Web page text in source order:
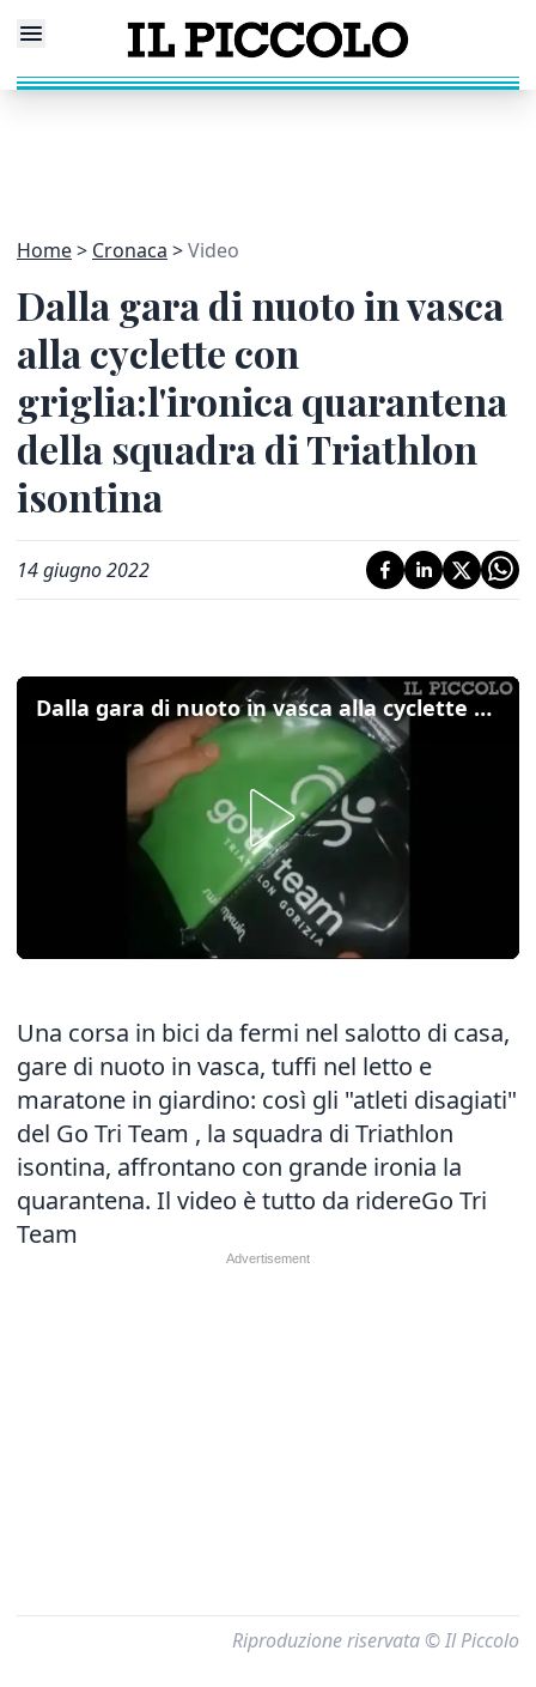
Home Cronaca Video
Dalla gara di nuoto in vasca
alla cyclette con
griglia:l'ironica quarantena
della squadra di Triathlon
isontina
14 giugno 2022
Dalla gara di nuoto in vasca alla cyclette con griglia:l'ironica quarantena della squadra di Triathlon isontina
Una corsa in bici da fermi nel salotto di casa,
gare di nuoto in vasca, tuffi nel letto e
maratone in giardino: così gli "atleti disagiati"
del Go Tri Team , la squadra di Triathlon
isontina, affrontano con grande ironia la
quarantena. Il video è tutto da ridereGo Tri
Team
Riproduzione riservata © Il Piccolo